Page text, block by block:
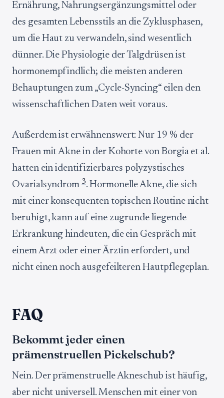
Ernährung, Nahrungsergänzungsmittel oder
des gesamten Lebensstils an die Zyklusphasen,
um die Haut zu verwandeln, sind wesentlich
dünner. Die Physiologie der Talgdrüsen ist
hormonempfindlich; die meisten anderen
Behauptungen zum „Cycle-Syncing“ eilen den
wissenschaftlichen Daten weit voraus.
Außerdem ist erwähnenswert: Nur 19 % der
Frauen mit Akne in der Kohorte von Borgia et al.
hatten ein identifizierbares polyzystisches
Ovarialsyndrom3. Hormonelle Akne, die sich
mit einer konsequenten topischen Routine nicht
beruhigt, kann auf eine zugrunde liegende
Erkrankung hindeuten, die ein Gespräch mit
einem Arzt oder einer Ärztin erfordert, und
nicht einen noch ausgefeilteren Hautpflegeplan.
FAQ
Bekommt jeder einen
prämenstruellen Pickelschub?
Nein. Der prämenstruelle Akneschub ist häufig,
aber nicht universell. Menschen mit einer von